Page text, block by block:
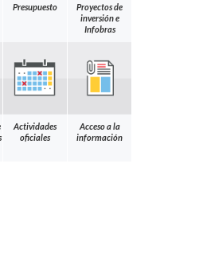
Presupuesto
Proyectos de
inversión e
Infobras
Actividades
oficiales
Acceso a la
información